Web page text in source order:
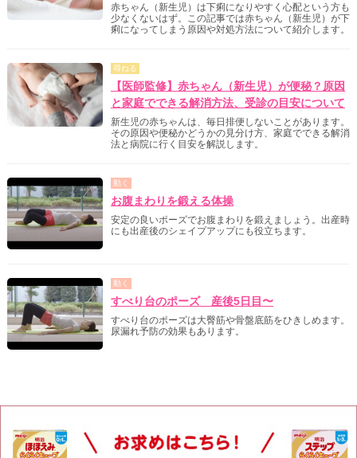
赤ちゃん（新生児）は下痢になりやすく心配という方も
少なくないはず。この記事では赤ちゃん（新生児）が下
痢になってしまう原因や対処方法について紹介します。
尋ねる
【医師監修】赤ちゃん（新生児）が便秘？原因
と家庭でできる解消方法、受診の目安について
新生児の赤ちゃんは、毎日排便しないことがあります。
その原因や便秘かどうかの見分け方、家庭でできる解消
法と病院に行く目安を解説します。
動く
お腹まわりを鍛える体操
安定の良いポーズでお腹まわりを鍛えましょう。出産時
にも出産後のシェイプアップにも役立ちます。
動く
すべり台のポーズ 産後5日目〜
すべり台のポーズは大臀筋や骨盤底筋をひきしめます。
尿漏れ予防の効果もあります。